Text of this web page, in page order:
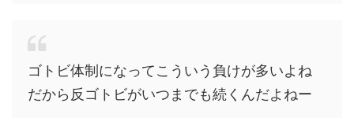
ゴトビ体制になってこういう負けが多いよね
だから反ゴトビがいつまでも続くんだよねー